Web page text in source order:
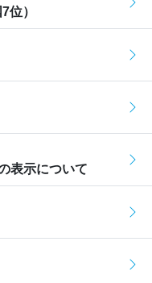
位）
表示について